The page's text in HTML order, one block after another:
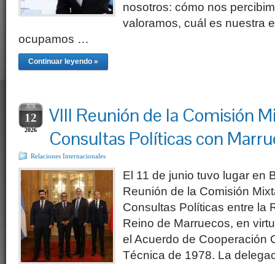
nosotros: cómo nos
valoramos, cuál es nuestra
ocupamos …
Continuar leyendo »
JUN
12
2026
VIII Reunión de la Comisión
Consultas Políticas con
Relaciones Internacionales
El 11 de junio tuvo lugar en
Reunión de la Comisión
Consultas Políticas entre la
Reino de Marruecos, en
el Acuerdo de Cooperación
Técnica de 1978. La